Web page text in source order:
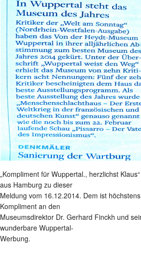
„Kompliment für Wuppertal., herzlichst
aus Hamburg zu dieser
Meldung vom 16.12.2014. Dem ist
Kompliment an den
Museumsdirektor Dr. Gerhard Finckh und
wunderbare Wuppertal-
Werbung.